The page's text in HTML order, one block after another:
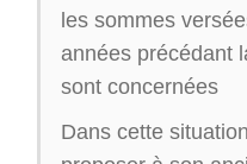
les sommes
années précédant
sont concernées
Dans cette